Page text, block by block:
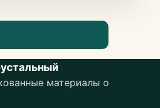
материалы о